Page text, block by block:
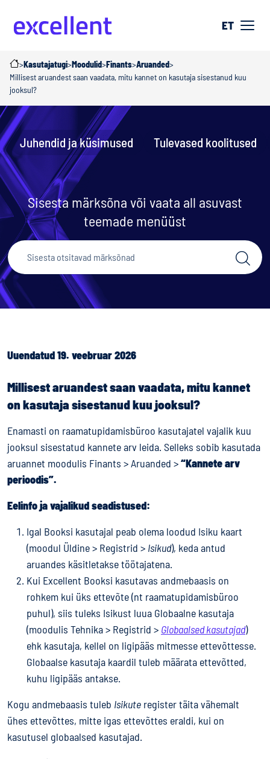
ET
>Kasutajatugi>Moodulid>Finants>Aruanded>
Millisest aruandest saan vaadata, mitu kannet on kasutaja sisestanud kuu
jooksul?
Juhendid ja küsimused Tulevased koolitused
Sisesta märksõna või vaata all asuvast
teemade menüüst
Uuendatud 19. veebruar 2026
Millisest aruandest saan vaadata, mitu kannet
on kasutaja sisestanud kuu jooksul?
Enamasti on raamatupidamisbüroo kasutajatel vajalik kuu
jooksul sisestatud kannete arv leida. Selleks sobib kasutada
aruannet moodulis Finants > Aruanded >“Kannete arv
perioodis”.
Eelinfo ja vajalikud seadistused:
Igal Booksi kasutajal peab olema loodud Isiku kaart
(moodul Üldine > Registrid > Isikud), keda antud
aruandes käsitletakse töötajatena.
Kui Excellent Booksi kasutavas andmebaasis on
rohkem kui üks ettevõte (nt raamatupidamisbüroo
puhul), siis tuleks Isikust luua Globaalne kasutaja
(moodulis Tehnika > Registrid > Globaalsed kasutajad)
ehk kasutaja, kellel on ligipääs mitmesse ettevõttesse.
Globaalse kasutaja kaardil tuleb määrata ettevõtted,
kuhu ligipääs antakse.
Kogu andmebaasis tuleb Isikute register täita vähemalt
ühes ettevõttes, mitte igas ettevõttes eraldi, kui on
kasutusel globaalsed kasutajad.